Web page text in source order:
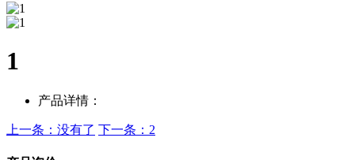
1
产品详情：
上一条：没有了 下一条：2